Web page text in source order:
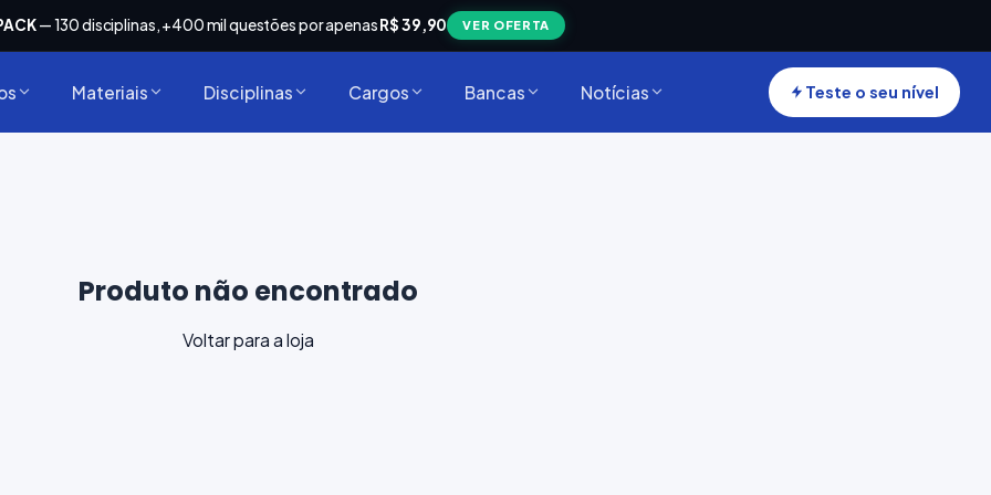
— 130 disciplinas, +400 mil questões por apenasR$ 39,90 VER OFERTA
Materiais Disciplinas Cargos Bancas Notícias Teste o seu nível
Produto não encontrado
Voltar para a loja